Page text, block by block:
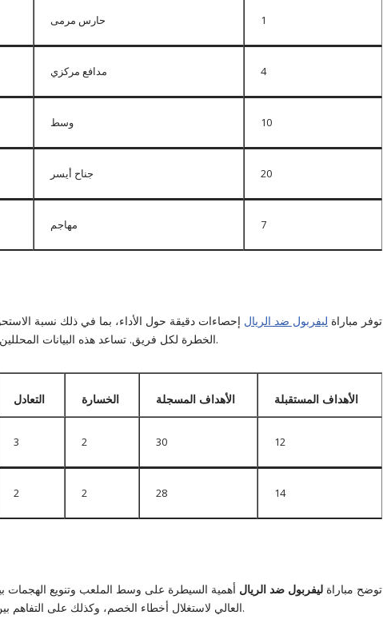
حارس مرمى 1
مدافع مركزي 4
وسط 10
جناح أيسر 20
مهاجم 7
توفر مباراة ليفربول ضد الريال إحصاءات دقيقة حول الأداء، بما في ذلك نسبة
الخطرة لكل فريق. تساعد هذه البيانات المحللين والجماهير على تقييم أداء كل فريق بشكل أفضل.
التعادل الخسارة الأهداف المسجلة الأهداف المستقبلة
3 2 30 12
2 2 28 14
توضح مباراةليفربول ضد الريال أهمية السيطرة على وسط الملعب وتنويع
العالي لاستغلال أخطاء الخصم، وكذلك على التفاهم بين اللاعبين لتحقيق أكبر استفادة ممكنة من الفرص.